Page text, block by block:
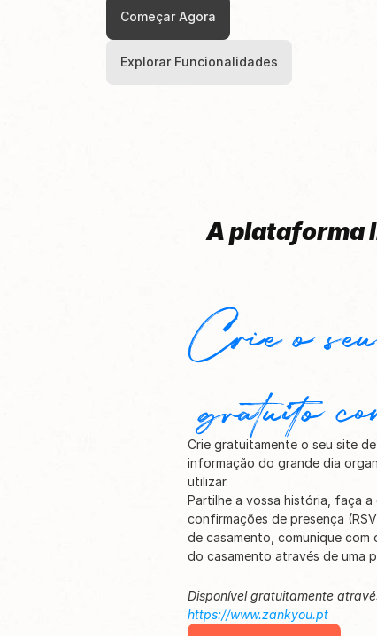
Começar Agora
Explorar Funcionalidades
A plataforma
Crie o seu
gratuito
Crie gratuitamente o seu site
informação do grande dia
utilizar.
Partilhe a vossa história, faça
confirmações de presença
de casamento, comunique
do casamento através de uma
https://www.zankyou.pt